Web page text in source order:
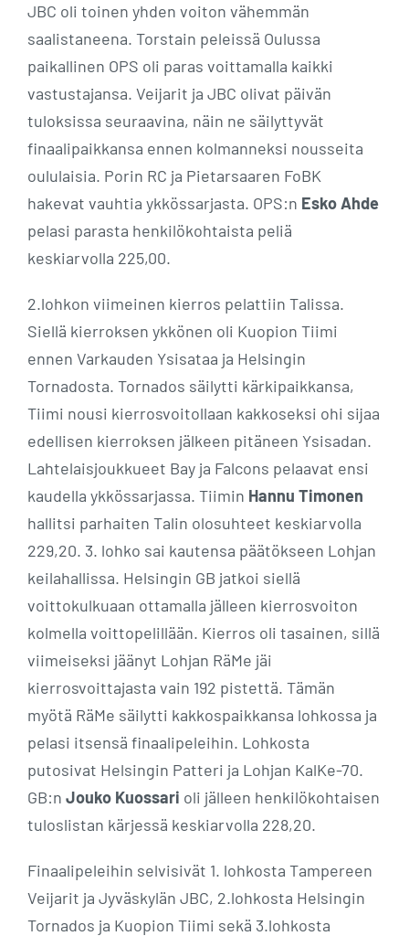
JBC oli toinen yhden voiton vähemmän
saalistaneena. Torstain peleissä Oulussa
paikallinen OPS oli paras voittamalla kaikki
vastustajansa. Veijarit ja JBC olivat päivän
tuloksissa seuraavina, näin ne säilyttyvät
finaalipaikkansa ennen kolmanneksi nousseita
oululaisia. Porin RC ja Pietarsaaren FoBK
hakevat vauhtia ykkössarjasta. OPS:n Esko Ahde
pelasi parasta henkilökohtaista peliä
keskiarvolla 225,00.
2.lohkon viimeinen kierros pelattiin Talissa.
Siellä kierroksen ykkönen oli Kuopion Tiimi
ennen Varkauden Ysisataa ja Helsingin
Tornadosta. Tornados säilytti kärkipaikkansa,
Tiimi nousi kierrosvoitollaan kakkoseksi ohi sijaa
edellisen kierroksen jälkeen pitäneen Ysisadan.
Lahtelaisjoukkueet Bay ja Falcons pelaavat ensi
kaudella ykkössarjassa. Tiimin Hannu Timonen
hallitsi parhaiten Talin olosuhteet keskiarvolla
229,20. 3. lohko sai kautensa päätökseen Lohjan
keilahallissa. Helsingin GB jatkoi siellä
voittokulkuaan ottamalla jälleen kierrosvoiton
kolmella voittopelillään. Kierros oli tasainen, sillä
viimeiseksi jäänyt Lohjan RäMe jäi
kierrosvoittajasta vain 192 pistettä. Tämän
myötä RäMe säilytti kakkospaikkansa lohkossa ja
pelasi itsensä finaalipeleihin. Lohkosta
putosivat Helsingin Patteri ja Lohjan KalKe-70.
GB:n Jouko Kuossari oli jälleen henkilökohtaisen
tuloslistan kärjessä keskiarvolla 228,20.
Finaalipeleihin selvisivät 1. lohkosta Tampereen
Veijarit ja Jyväskylän JBC, 2.lohkosta Helsingin
Tornados ja Kuopion Tiimi sekä 3.lohkosta